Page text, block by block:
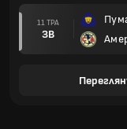
11 ТРА
ЗВ